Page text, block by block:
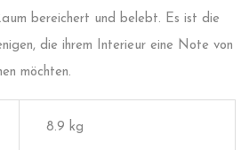
bereichert und belebt. Es ist die
die ihrem Interieur eine Note von
möchten.
8.9 kg